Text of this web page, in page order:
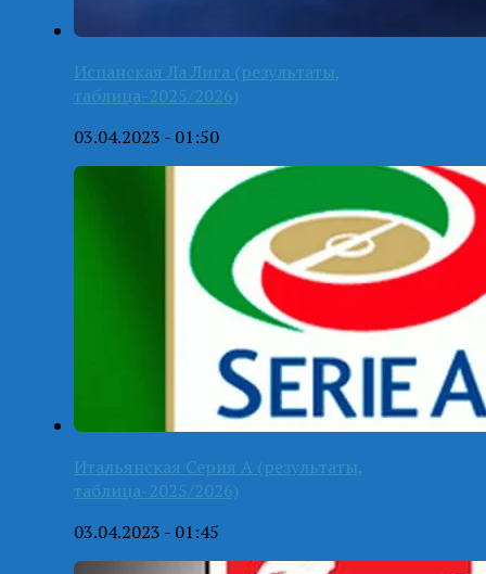
Испанская Ла Лига (результаты,
таблица-2025/2026)
03.04.2023 - 01:50
Итальянская Серия А (результаты,
таблица-2025/2026)
03.04.2023 - 01:45